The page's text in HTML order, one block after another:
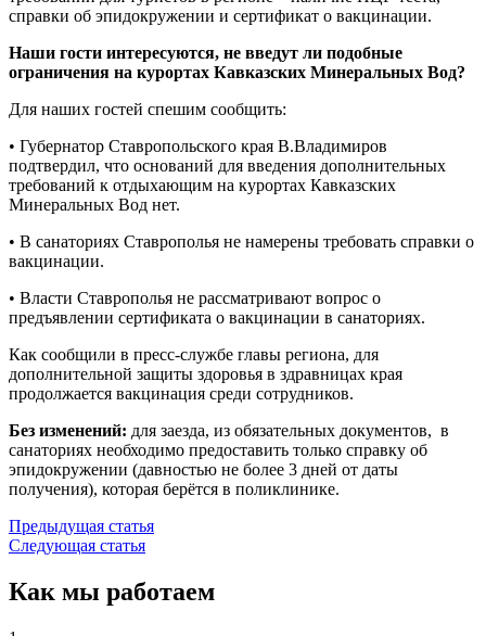
справки об эпидокружении и сертификат о вакцинации.
Наши гости интересуются, не введут ли подобные
ограничения на курортах Кавказских Минеральных Вод?
Для наших гостей спешим сообщить:
• Губернатор Ставропольского края В.Владимиров
подтвердил, что оснований для введения дополнительных
требований к отдыхающим на курортах Кавказских
Минеральных Вод нет.
• В санаториях Ставрополья не намерены требовать справки о
вакцинации.
• Власти Ставрополья не рассматривают вопрос о
предъявлении сертификата о вакцинации в санаториях.
Как сообщили в пресс-службе главы региона, для
дополнительной защиты здоровья в здравницах края
продолжается вакцинация среди сотрудников.
Без изменений: для заезда, из обязательных документов, в
санаториях необходимо предоставить только справку об
эпидокружении (давностью не более 3 дней от даты
получения), которая берётся в поликлинике.
Предыдущая статья
Следующая статья
Как мы работаем